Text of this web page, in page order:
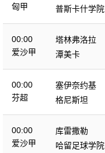
匈甲
普斯卡什学院
00:00
爱沙甲
塔林弗洛拉
潭美卡
00:00
芬超
塞伊奈约基
格尼斯坦
00:00
爱沙甲
库雷撒勒
哈留足球学院